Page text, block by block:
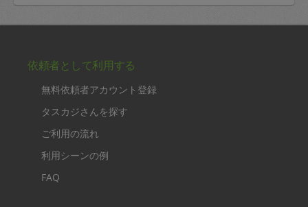
依頼者として利用する
無料依頼者アカウント登録
タスカジさんを探す
ご利用の流れ
利用シーンの例
FAQ